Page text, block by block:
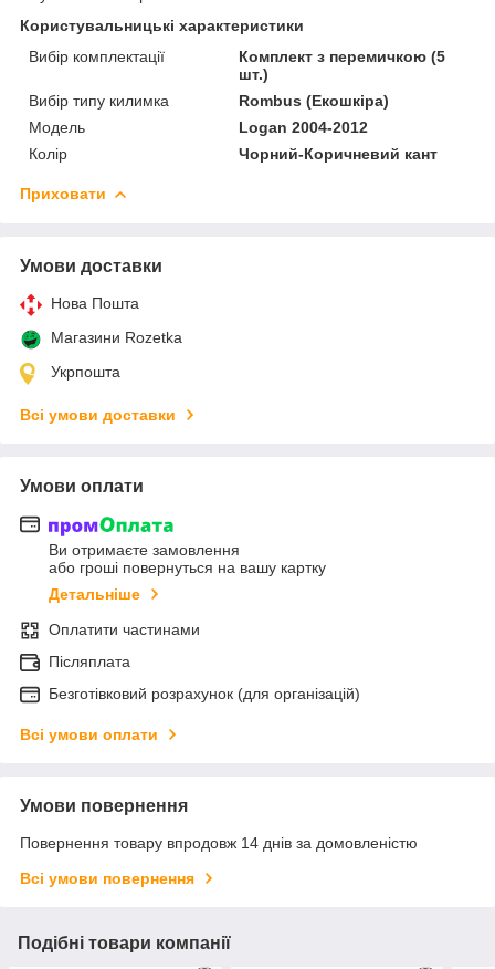
Користувальницькі характеристики
Вибір комплектації
Комплект з перемичкою (5
шт.)
Вибір типу килимка
Rombus (Екошкіра)
Мoдель
Logan 2004-2012
Колір
Чорний-Коричневий кант
Приховати
Умови доставки
Нова Пошта
Магазини Rozetka
Укрпошта
Всі умови доставки
Умови оплати
Ви отримаєте замовлення
або гроші повернуться на вашу картку
Детальніше
Оплатити частинами
Післяплата
Безготівковий розрахунок (для організацій)
Всі умови оплати
Умови повернення
Повернення товару впродовж 14 днів за домовленістю
Всі умови повернення
Подібні товари компанії